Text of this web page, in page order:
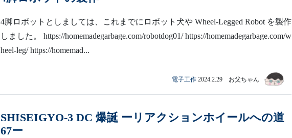
4脚ロボットとしましては、これまでにロボット犬や Wheel-Legged Robot を製作
しました。 https://homemadegarbage.com/robotdog01/ https://homemadegarbage.com/w
heel-leg/ https://homemad...
電子工作 2024.2.29 お父ちゃん
SHISEIGYO-3 DC 爆誕 ーリアクションホイールへの道
67ー